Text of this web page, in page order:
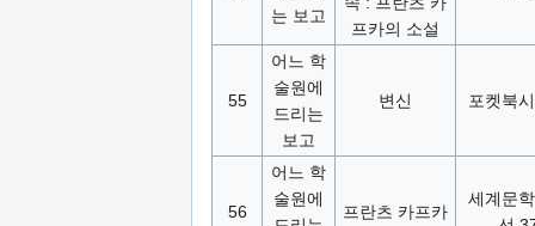
는 보고
프카의 소설
55
어느 학
술원에
드리는
보고
변신 포켓북
56
어느 학
술원에
프란츠 카프카
세계문